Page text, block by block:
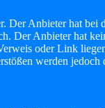
Anbieter hat bei
Der Anbieter hat
oder Link
werden